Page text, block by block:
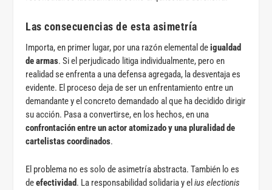
Las consecuencias de esta asimetría
Importa, en primer lugar, por una razón elemental deigualdad
de armas. Si el perjudicado litiga individualmente, pero en
realidad se enfrenta a una defensa agregada, la desventaja es
evidente. El proceso deja de ser un enfrentamiento entre un
demandante y el concreto demandado al que ha decidido dirigir
su acción. Pasa a convertirse, en los hechos, en una
confrontación entre un actor atomizado y una pluralidad de
cartelistas coordinados.
El problema no es solo de asimetría abstracta. También lo es
deefectividad. La responsabilidad solidaria y elius electionis